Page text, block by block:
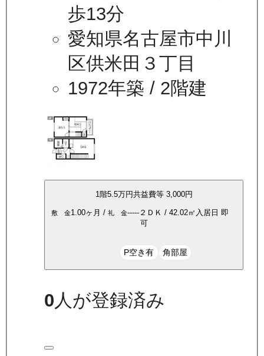
歩13分
愛知県名古屋市中川
区供米田３丁目
1972年築 / 2階建
1 階5.5万円共益費等 3,000円
敷 金1.00ヶ月 / 礼 金----- ２ＤＫ / 42.02㎡ 入居日 即
可
P空き有 角部屋
0 人が登録済み